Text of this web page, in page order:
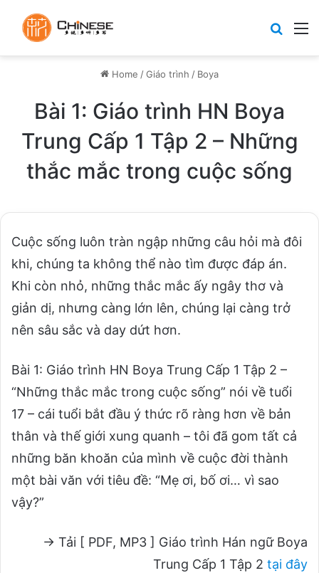
Home /Giáo trình / Boya
Bài 1: Giáo trình HN Boya
Trung Cấp 1 Tập 2 – Những
thắc mắc trong cuộc sống
Cuộc sống luôn tràn ngập những câu hỏi mà đôi
khi, chúng ta không thể nào tìm được đáp án.
Khi còn nhỏ, những thắc mắc ấy ngây thơ và
giản dị, nhưng càng lớn lên, chúng lại càng trở
nên sâu sắc và day dứt hơn.
Bài 1: Giáo trình HN Boya Trung Cấp 1 Tập 2 –
“Những thắc mắc trong cuộc sống” nói về tuổi
17 – cái tuổi bắt đầu ý thức rõ ràng hơn về bản
thân và thế giới xung quanh – tôi đã gom tất cả
những băn khoăn của mình về cuộc đời thành
một bài văn với tiêu đề: “Mẹ ơi, bố ơi… vì sao
vậy?”
→ Tải [ PDF, MP3 ] Giáo trình Hán ngữ Boya
Trung Cấp 1 Tập 2 tại đây